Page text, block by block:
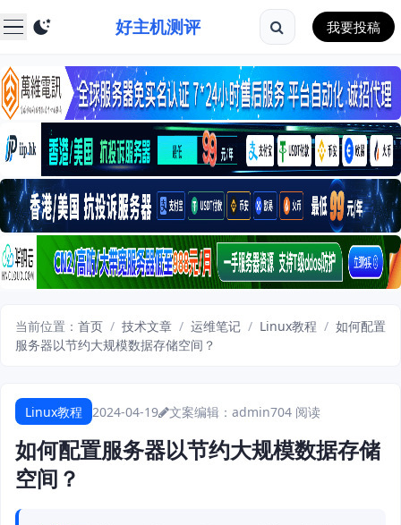
好主机测评 我要投稿
当前位置： 首页 / 技术文章 / 运维笔记 / Linux教程 / 如何配置
服务器以节约大规模数据存储空间？
Linux教程 2024-04-19 文案编辑：admin704 阅读
如何配置服务器以节约大规模数据存储
空间？